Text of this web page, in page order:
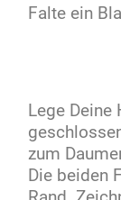
Falte ein
Lege
zum
Die beiden